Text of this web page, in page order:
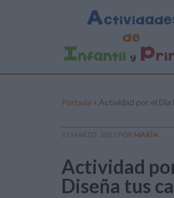
Portada » Actividad por el
17 MARZO, 2025 POR MARÍA
Actividad
Diseña tus